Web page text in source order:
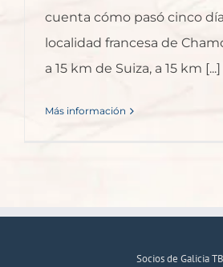
cuenta cómo pasó cinco
localidad francesa de
a 15 km de Suiza, a 15 km [...]
Más información
Socios de Galicia TB